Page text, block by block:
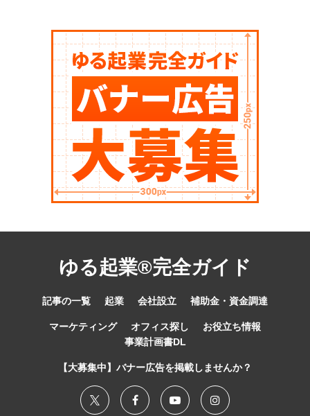
ゆる起業®完全ガイド
記事の一覧 起業 会社設立 補助金・資金調達
マーケティング オフィス探し
お役立ち情報
事業計画書DL
【大募集中】バナー広告を掲載しませんか？